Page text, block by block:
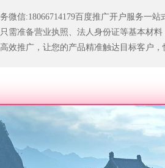
微信:18066714179百度推广开户服务一
需准备营业执照、法人身份证等基本材
效推广，让您的产品精准触达目标客户，